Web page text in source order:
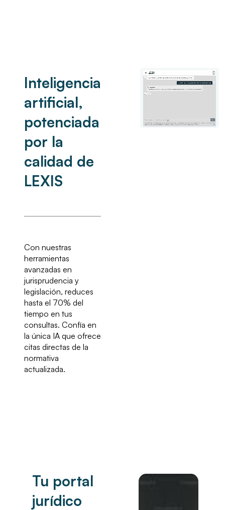
Inteligencia
artificial,
potenciada
por la
calidad de
LEXIS
Con nuestras
herramientas
avanzadas en
jurisprudencia y
legislación, reduces
hasta el 70% del
tiempo en tus
consultas. Confía en
la única IA que ofrece
citas directas de la
normativa
actualizada.
Tu portal
jurídico